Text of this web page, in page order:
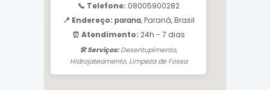
📞 Telefone: 08005900282
📍 Endereço: parana, Paraná, Brasil
⏰ Atendimento: 24h - 7 dias
🛠️ Serviços:Desentupimento,
Hidrojateamento, Limpeza de Fossa